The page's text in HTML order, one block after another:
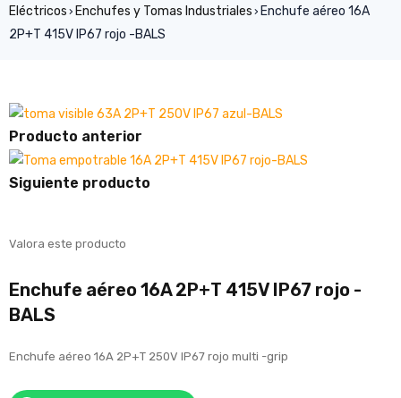
Eléctricos › Enchufes y Tomas Industriales › Enchufe aéreo 16A
2P+T 415V IP67 rojo -BALS
Producto anterior
Siguiente producto
Valora este producto
Enchufe aéreo 16A 2P+T 415V IP67 rojo -
BALS
Enchufe aéreo 16A 2P+T 250V IP67 rojo multi -grip